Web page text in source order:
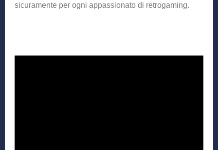
sicuramente per ogni appassionato di retrogaming.